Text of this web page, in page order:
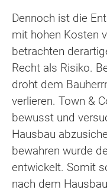
Dennoch ist die
mit hohen Kosten
betrachten
Recht als Risiko.
droht dem
verlieren. Town &
bewusst und
Hausbau
bewahren wurde
entwickelt. Somit
nach dem